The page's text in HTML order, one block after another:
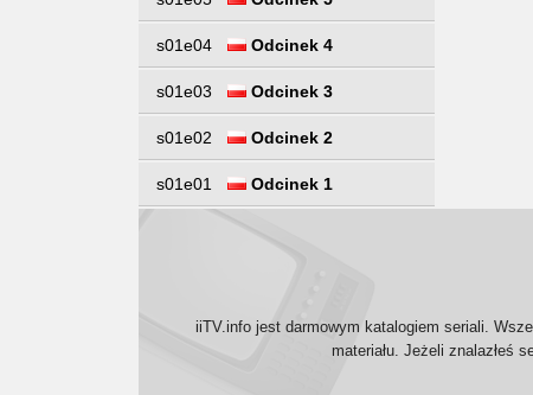
s01e04 Odcinek 4
s01e03 Odcinek 3
s01e02 Odcinek 2
s01e01 Odcinek 1
iiTV.info jest darmowym katalogiem seriali.
materiału. Jeżeli znalazłeś